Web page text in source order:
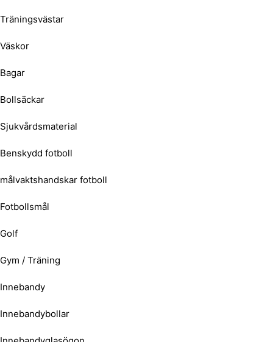
Träningsvästar
Väskor
Bagar
Bollsäckar
Sjukvårdsmaterial
Benskydd fotboll
målvaktshandskar fotboll
Fotbollsmål
Golf
Gym / Träning
Innebandy
Innebandybollar